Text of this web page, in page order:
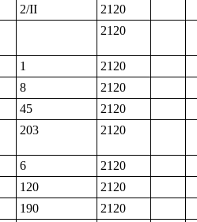
2/II
2120
2120
1
2120
8
2120
45
2120
203 2120
6
2120
120
2120
190
2120